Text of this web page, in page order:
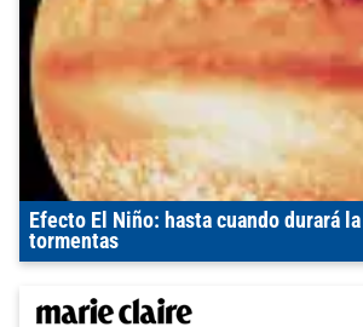
Efecto El Niño: hasta cuando durará
tormentas